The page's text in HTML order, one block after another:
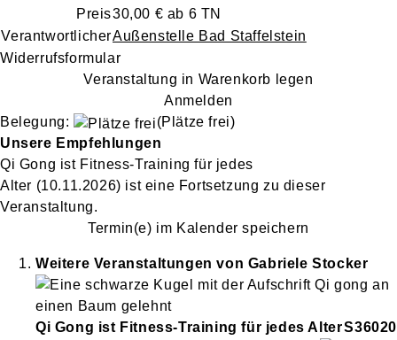
Preis30,00 € ab 6 TN
VerantwortlicherAußenstelle Bad Staffelstein
Widerrufsformular
Veranstaltung in Warenkorb legen
Anmelden
Belegung:
(Plätze frei)
Unsere Empfehlungen
Qi Gong ist Fitness-Training für jedes
Alter (10.11.2026) ist eine Fortsetzung zu dieser
Veranstaltung.
Termin(e) im Kalender speichern
Weitere Veranstaltungen von GabrieleStocker
Qi Gong ist Fitness-Training für jedes AlterS36020